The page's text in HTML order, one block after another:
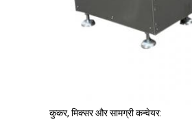
कुकर, मिक्सर और सामग्री कन्वेयर: